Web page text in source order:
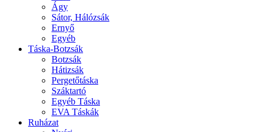
Ágy
Sátor, Hálózsák
Ernyő
Egyéb
Táska-Botzsák
Botzsák
Hátizsák
Pergetőtáska
Száktartó
Egyéb Táska
EVA Táskák
Ruházat